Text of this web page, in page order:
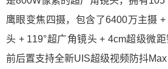
鹰眼变焦四摄，包含了6400万主摄
头 + 119°超广角镜头 + 4cm超级微
前后置支持全新UIS超级视频防抖Max